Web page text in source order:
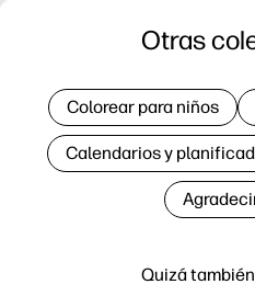
Quizá
Otras
Colorear para niños
Calendarios y